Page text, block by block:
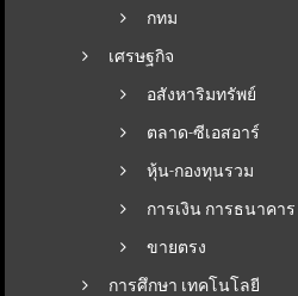
กทม
เศรษฐกิจ
อสังหาริมทรัพย์
ตลาด-ซีเอสอาร์
หุ้น-กองทุนรวม
การเงิน การธนาคาร
ขายตรง
การศึกษา เทคโนโลยี